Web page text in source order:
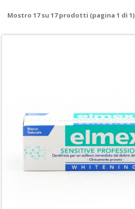
Mostro 17su 17prodotti (pagina 1 di 1)